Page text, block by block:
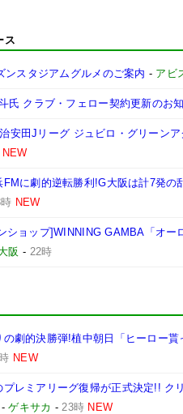
ス
ンスタジアムグルメのご案内 - アビ
氏 クラブ・フェロー契約更新のお
安田Jリーグ ジュビロ・グリーン
NEW
FMに劇的逆転勝利!G大阪は計7発
NEW
ショップ]WINNING GAMBA「オ
阪 - 22時
の劇的決勝弾!植中朝日「ヒーロー
NEW
プレミアリーグ復帰が正式決定!! ク
-ゲキサカ -23時 NEW